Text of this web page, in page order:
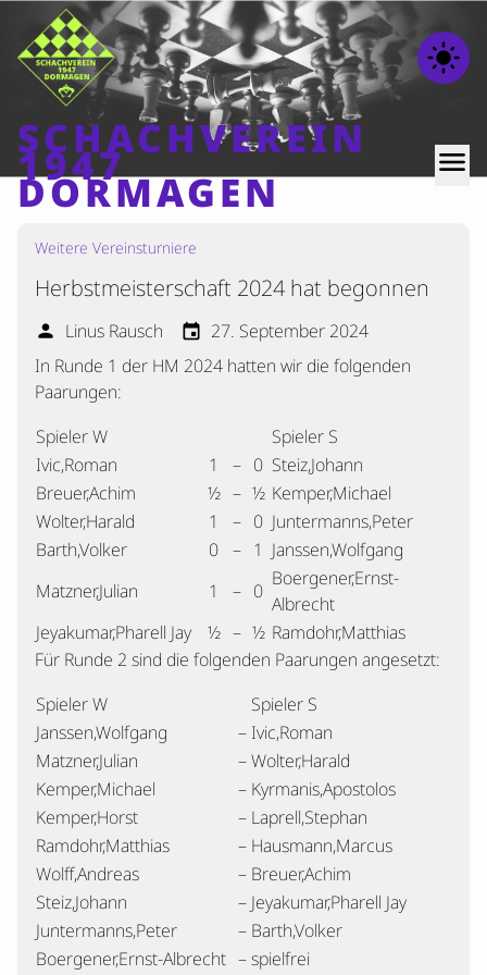
light_mode
SCHACHVEREIN
1947
DORMAGEN
menu
Home
Beiträge
Mannschaften
Ranglisten
Termine
Verschiedenes
Kontakt
Weitere Vereinsturniere
Herbstmeisterschaft 2024 hat begonnen
person Linus Rausch event 27. September 2024
In Runde 1 der HM 2024 hatten wir die folgenden
Paarungen:
Spieler W
Spieler S
Ivic,Roman
1 – 0 Steiz,Johann
Breuer,Achim
½ – ½ Kemper,Michael
Wolter,Harald
1 – 0 Juntermanns,Peter
Barth,Volker
0 – 1 Janssen,Wolfgang
Matzner,Julian
1 – 0
Boergener,Ernst-
Albrecht
Jeyakumar,Pharell Jay
½ – ½ Ramdohr,Matthias
Für Runde 2 sind die folgenden Paarungen angesetzt:
Spieler W
Spieler S
Janssen,Wolfgang
– Ivic,Roman
Matzner,Julian
–Wolter,Harald
Kemper,Michael
– Kyrmanis,Apostolos
Kemper,Horst
– Laprell,Stephan
Ramdohr,Matthias
– Hausmann,Marcus
Wolff,Andreas
– Breuer,Achim
Steiz,Johann
– Jeyakumar,Pharell Jay
Juntermanns,Peter
– Barth,Volker
Boergener,Ernst-Albrecht –spielfrei